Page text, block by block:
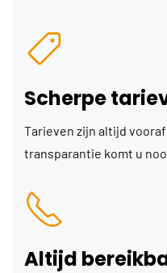
Scherpe
Tarieven zijn altijd
transparantie komt u
Altijd